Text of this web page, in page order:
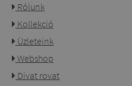
Rólunk
Kollekció
Üzleteink
Webshop
Divat rovat